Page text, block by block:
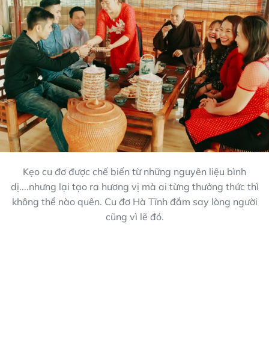
Kẹo cu đơ được chế biến từ những nguyên liệu bình
dị....nhưng lại tạo ra hương vị mà ai từng thưởng thức thì
không thể nào quên. Cu đơ Hà Tĩnh đắm say lòng người
cũng vì lẽ đó.